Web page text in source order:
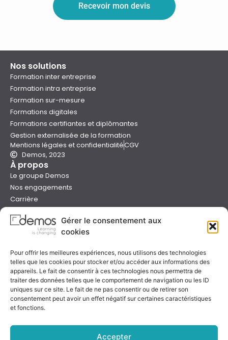
Gérer le consentement aux
cookies
Pour offrir les meilleures expériences, nous utilisons des technologies
telles que les cookies pour stocker et/ou accéder aux informations des
appareils. Le fait de consentir à ces technologies nous permettra de
traiter des données telles que le comportement de navigation ou les ID
uniques sur ce site. Le fait de ne pas consentir ou de retirer son
consentement peut avoir un effet négatif sur certaines caractéristiques
et fonctions.
Accepter
Recevoir mon devis
Nos solutions
Formation inter entreprise
Formation intra entreprise
Formation sur-mesure
Formations digitales
Formations certifiantes et diplômantes
Gestion externalisée de la formation
Mentions légales et confidentialitéCGV
Demos, 2023
À propos
Le groupe Demos
Nos engagements
Carrière
Presse
Catalogues
Aide
Nous contacter
Nous trouver
Préparer sa formation
Sessions garanties
Qualité & certification